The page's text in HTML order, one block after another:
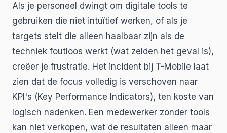
Als je personeel dwingt om digitale tools te
gebruiken die niet intuïtief werken, of als je
targets stelt die alleen haalbaar zijn als de
techniek foutloos werkt (wat zelden het geval is),
creëer je frustratie. Het incident bij T-Mobile laat
zien dat de focus volledig is verschoven naar
KPI's (Key Performance Indicators), ten koste van
logisch nadenken. Een medewerker zonder tools
kan niet verkopen, wat de resultaten alleen maar